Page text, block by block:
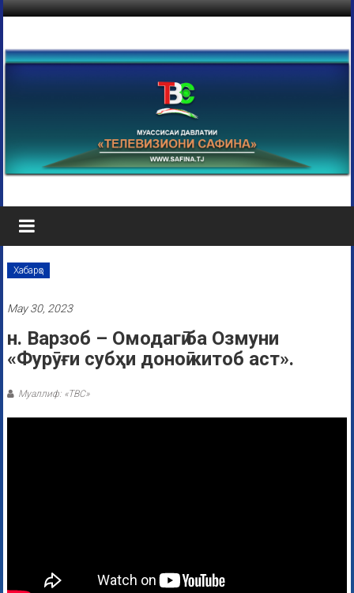
Хабарҳо
May 30, 2023
н. Варзоб – Омодагӣ ба Озмуни
«Фурӯғи субҳи доноӣ китоб аст».
Муаллиф: «ТВС»